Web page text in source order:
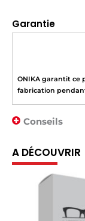
Garantie
ONIKA garantit ce
fabrication
Conseils
A DÉCOUVRIR